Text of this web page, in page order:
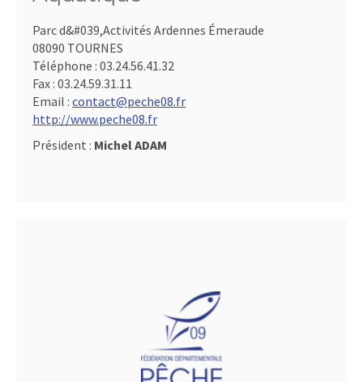
Parc d&#039,Activités Ardennes Émeraude
08090 TOURNES
Téléphone : 03.24.56.41.32
Fax : 03.24.59.31.11
Email : contact@peche08.fr
http://www.peche08.fr
Président : Michel ADAM